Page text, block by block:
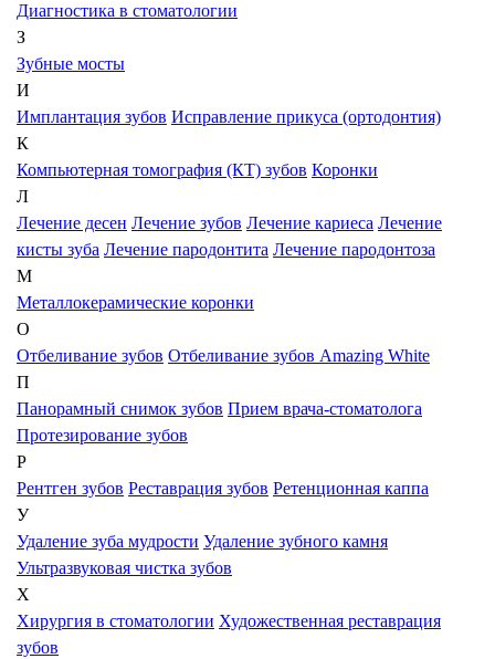
Диагностика в стоматологии
З
Зубные мосты
И
Имплантация зубов Исправление прикуса (ортодонтия)
К
Компьютерная томография (КТ) зубов Коронки
Л
Лечение десен Лечение зубов Лечение кариеса Лечение
кисты зуба Лечение пародонтита Лечение пародонтоза
М
Металлокерамические коронки
О
Отбеливание зубов Отбеливание зубов Amazing White
П
Панорамный снимок зубов Прием врача-стоматолога
Протезирование зубов
Р
Рентген зубов Реставрация зубов Ретенционная каппа
У
Удаление зуба мудрости Удаление зубного камня
Ультразвуковая чистка зубов
Х
Хирургия в стоматологии Художественная реставрация
зубов